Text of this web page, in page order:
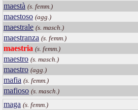
maestà (s. femm.)
maestoso (agg.)
maestrale (s. masch.)
maestranza (s. femm.)
maestria (s. femm.)
maestro (s. masch.)
maestro (agg.)
mafia (s. femm.)
mafioso (s. masch.)
maga (s. femm.)